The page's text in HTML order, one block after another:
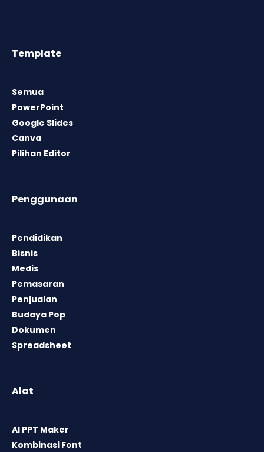
Template
Semua
PowerPoint
Google Slides
Canva
Pilihan Editor
Penggunaan
Pendidikan
Bisnis
Medis
Pemasaran
Penjualan
Budaya Pop
Dokumen
Spreadsheet
Alat
AI PPT Maker
Kombinasi Font